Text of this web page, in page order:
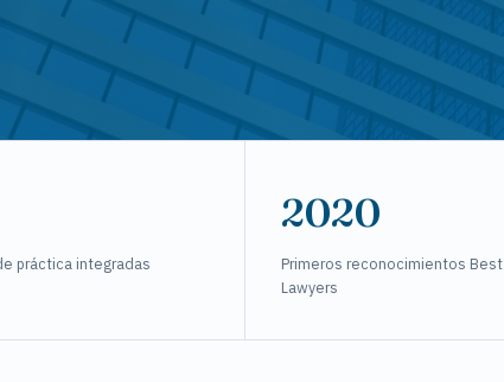
práctica integradas
2020
Primeros reconocimientos Best
Lawyers